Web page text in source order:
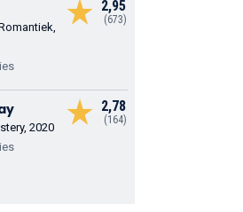
2,95
(673)
2,78
(164)
2020